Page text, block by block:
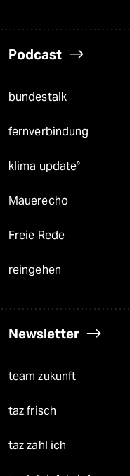
Podcast
bundestalk
fernverbindung
klima update°
Mauerecho
Freie Rede
reingehen
Newsletter
team zukunft
taz frisch
taz zahl ich